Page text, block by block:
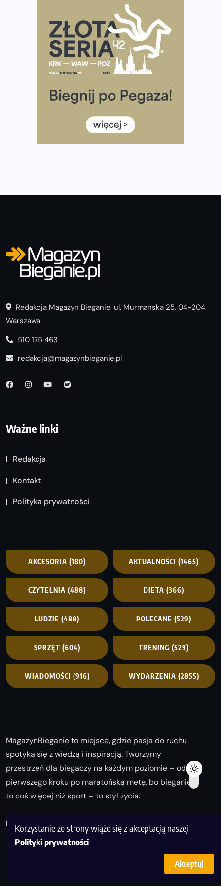
Korzystanie ze strony wiąże się z akceptacją naszej
Polityki prywatności
Akceptuj
Praska 5k Run gospodarzem Mistrzostw Polski
Największy Bieg Powstania Warszawskiego w historii.
Ponad 12 tysięcy uczestników pobiegło dla Bohaterów!
Tętno vs tempo – czym kierować się w bieganiu?
Co ma dużo białka? Produkty, które warto włączyć do
Rozbiegany Olsztyn szykuje się na weekend z
Już w tę sobotę 35. Bieg Powstania Warszawskiego.
Wystartuje rekordowa liczba uczestników
Redakcja Magazyn Bieganie, ul. Murmańska 25, 04-204
Warszawa
510 175 463
redakcja@magazynbieganie.pl
Ważne linki
Redakcja
Kontakt
Polityka prywatności
AKCESORIA (180) AKTUALNOŚCI (1465)
CZYTELNIA (488) DIETA (366)
LUDZIE (488) POLECANE (529)
SPRZĘT (604) TRENING (529)
WIADOMOŚCI (916) WYDARZENIA (2855)
MagazynBieganie to miejsce, gdzie pasja do ruchu
spotyka się z wiedzą i inspiracją. Tworzymy
przestrzeń dla biegaczy na każdym poziomie – od
pierwszego kroku po maratońską metę, bo bieganie
to coś więcej niż sport – to styl życia.
Biegaj z nami i odkrywaj swoją najlepszą wersję!